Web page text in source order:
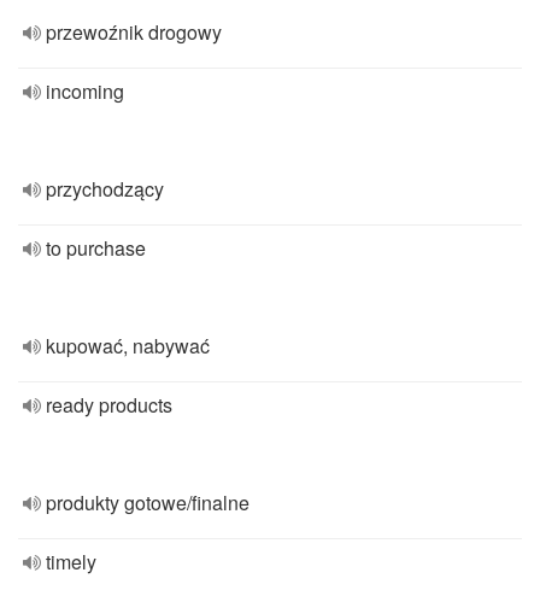
przewoźnik drogowy
incoming
przychodzący
to purchase
kupować, nabywać
ready products
produkty gotowe/finalne
timely